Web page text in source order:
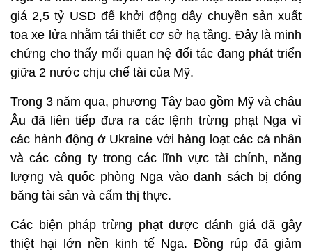
giá 2,5 tỷ USD để khởi động dây chuyền sản xuất
toa xe lửa nhằm tái thiết cơ sở hạ tầng. Đây là minh
chứng cho thấy mối quan hệ đối tác đang phát triển
giữa 2 nước chịu chế tài của Mỹ.
Trong 3 năm qua, phương Tây bao gồm Mỹ và châu
Âu đã liên tiếp đưa ra các lệnh trừng phạt Nga vì
các hành động ở Ukraine với hàng loạt các cá nhân
và các công ty trong các lĩnh vực tài chính, năng
lượng và quốc phòng Nga vào danh sách bị đóng
băng tài sản và cấm thị thực.
Các biện pháp trừng phạt được đánh giá đã gây
thiệt hại lớn nền kinh tế Nga. Đồng rúp đã giảm